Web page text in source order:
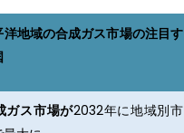
洋地域の合成ガス市場の注目す
ガス市場が2032年に地域別市